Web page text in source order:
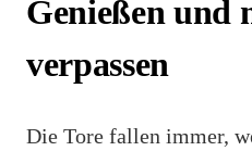
Genießen und
verpassen
Die Tore fallen immer,